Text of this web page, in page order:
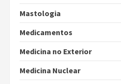
Mastologia
Medicamentos
Medicina no Exterior
Medicina Nuclear